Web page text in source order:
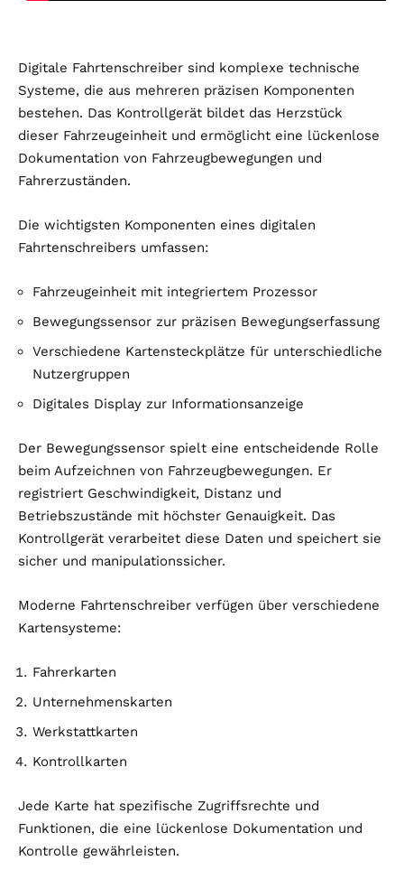
Digitale Fahrtenschreiber sind komplexe technische
Systeme, die aus mehreren präzisen Komponenten
bestehen. Das Kontrollgerät bildet das Herzstück
dieser Fahrzeugeinheit und ermöglicht eine lückenlose
Dokumentation von Fahrzeugbewegungen und
Fahrerzuständen.
Die wichtigsten Komponenten eines digitalen
Fahrtenschreibers umfassen:
Fahrzeugeinheit mit integriertem Prozessor
Bewegungssensor zur präzisen Bewegungserfassung
Verschiedene Kartensteckplätze für unterschiedliche
Nutzergruppen
Digitales Display zur Informationsanzeige
Der Bewegungssensor spielt eine entscheidende Rolle
beim Aufzeichnen von Fahrzeugbewegungen. Er
registriert Geschwindigkeit, Distanz und
Betriebszustände mit höchster Genauigkeit. Das
Kontrollgerät verarbeitet diese Daten und speichert sie
sicher und manipulationssicher.
Moderne Fahrtenschreiber verfügen über verschiedene
Kartensysteme:
Fahrerkarten
Unternehmenskarten
Werkstattkarten
Kontrollkarten
Jede Karte hat spezifische Zugriffsrechte und
Funktionen, die eine lückenlose Dokumentation und
Kontrolle gewährleisten.